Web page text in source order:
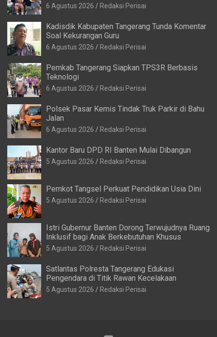
6 Agustus 2026 Redaksi Perisai
Kadisdik Kabupaten Tangerang Tunda Komentar
Soal Kekurangan Guru
6 Agustus 2026 Redaksi Perisai
Pemkab Tangerang Siapkan TPS3R Berbasis
Teknologi
6 Agustus 2026 Redaksi Perisai
Polsek Pasar Kemis Tindak Truk Parkir di Bahu
Jalan
6 Agustus 2026 Redaksi Perisai
Kantor Baru DPD RI Banten Mulai Dibangun
5 Agustus 2026 Redaksi Perisai
Pemkot Tangsel Perkuat Pendidikan Usia Dini
5 Agustus 2026 Redaksi Perisai
Istri Gubernur Banten Dorong Terwujudnya Ruang
Inklusif bagi Anak Berkebutuhan Khusus
5 Agustus 2026 Redaksi Perisai
Satlantas Polresta Tangerang Edukasi
Pengendara di Titik Rawan Kecelakaan
5 Agustus 2026 Redaksi Perisai